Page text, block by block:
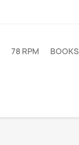
78 RPM BOOKS